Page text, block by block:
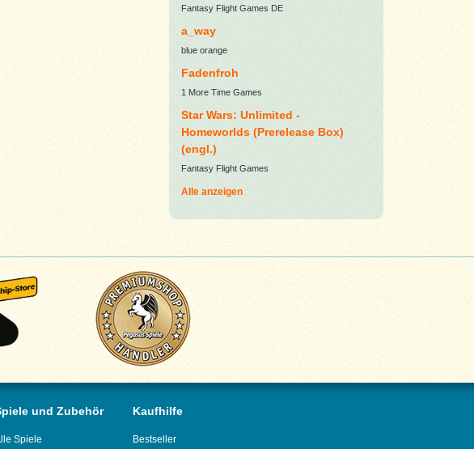
Fantasy Flight Games DE
a_way
blue orange
Fadenfroh
1 More Time Games
Star Wars: Unlimited -
Homeworlds (Prerelease Box)
(engl.)
Fantasy Flight Games
Alle anzeigen
und Zubehör
Spiele
Kaufhilfe
Bestseller